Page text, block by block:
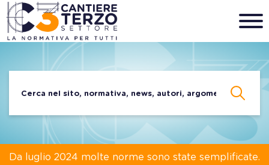
Da luglio 2024 molte norme sono state semplificate.